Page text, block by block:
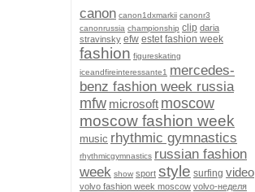
canon canon1dxmarkii canonr3
canonrussia championship clip daria
stravinsky efw estet fashion week
fashion figureskating
iceandfireinteressante1 mercedes-
benz fashion week russia
mfw microsoft moscow
moscow fashion week
music rhythmic gymnastics
rhythmicgymnastics russian fashion
week show sport style surfing video
volvo fashion week moscow volvo-неделя